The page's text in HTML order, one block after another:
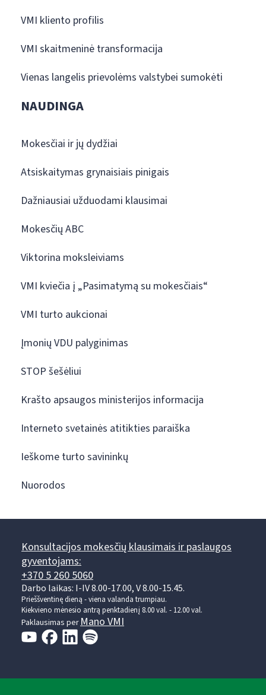
VMI kliento profilis
VMI skaitmeninė transformacija
Vienas langelis prievolėms valstybei sumokėti
NAUDINGA
Mokesčiai ir jų dydžiai
Atsiskaitymas grynaisiais pinigais
Dažniausiai užduodami klausimai
Mokesčių ABC
Viktorina moksleiviams
VMI kviečia į „Pasimatymą su mokesčiais“
VMI turto aukcionai
Įmonių VDU palyginimas
STOP šešėliui
Krašto apsaugos ministerijos informacija
Interneto svetainės atitikties paraiška
Ieškome turto savininkų
Nuorodos
Konsultacijos mokesčių klausimais ir paslaugos
gyventojams:
+370 5 260 5060
Darbo laikas: I-IV 8.00-17.00, V 8.00-15.45.
Prieššventinę dieną - viena valanda trumpiau.
Kiekvieno mėnesio antrą penktadienį 8.00 val. - 12.00 val.
Paklausimas per Mano VMI